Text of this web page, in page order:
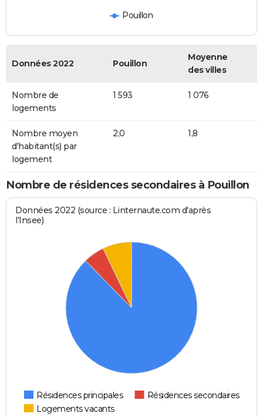
Pouillon
Données 2022 Pouillon
Moyenne
des villes
Nombre de
logements
1 593 1 076
Nombre moyen
d'habitant(s) par
logement
2,0 1,8
Nombre de résidences secondaires à Pouillon
Données 2022 (source : Linternaute.com d'après
l'Insee)
Résidences principales
Résidences secondaires
Logements vacants